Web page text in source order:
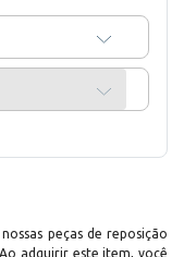
peças de reposição
adquirir este item, você